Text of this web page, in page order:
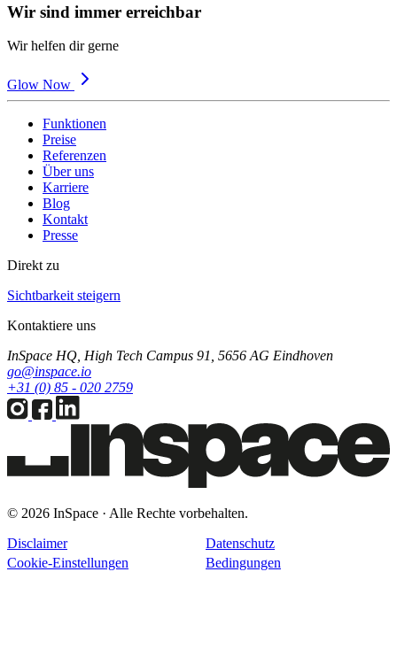
Wir sind immer erreichbar
Wir helfen dir gerne
Glow Now
Funktionen
Preise
Referenzen
Über uns
Karriere
Blog
Kontakt
Presse
Direkt zu
Sichtbarkeit steigern
Kontaktiere uns
InSpace HQ, High Tech Campus 91, 5656 AG Eindhoven
go@inspace.io
+31 (0) 85 - 020 2759
© 2026 InSpace · Alle Rechte vorbehalten.
Disclaimer
Datenschutz
Cookie-Einstellungen
Bedingungen